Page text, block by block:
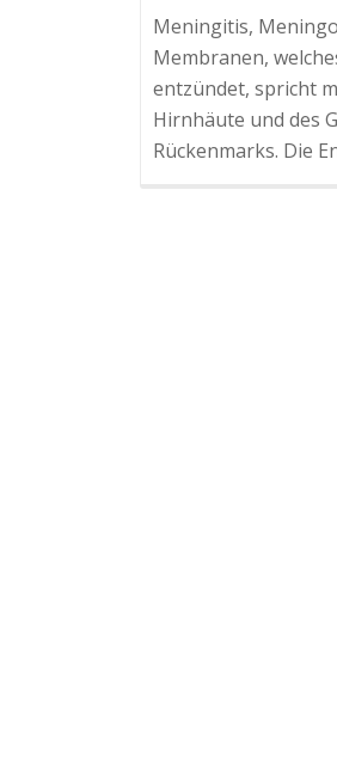
Meningitis,
Membranen,
entzündet, spricht
Hirnhäute und des
Rückenmarks. Die